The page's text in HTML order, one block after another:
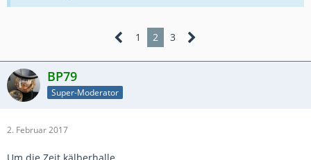
1 2 3
BP79
Super-Moderator
2. Februar 2017